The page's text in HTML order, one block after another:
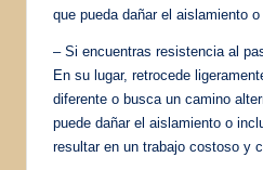
que pueda dañar el aislamiento
– Si encuentras resistencia al
En su lugar, retrocede
diferente o busca un camino
puede dañar el aislamiento o
resultar en un trabajo costoso y